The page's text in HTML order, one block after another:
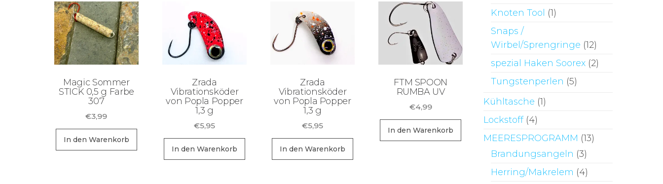
Magic Sommer
STICK 0,5 g Farbe
307
€3,99
In den Warenkorb
Zrada
Vibrationsköder
von Popla Popper
1,3 g
€5,95
In den Warenkorb
Zrada
Vibrationsköder
von Popla Popper
1,3 g
€5,95
In den Warenkorb
FTM SPOON
RUMBA UV
€4,99
In den Warenkorb
Knoten Tool (1)
Snaps /
Wirbel/Sprengringe (12)
spezial Haken Soorex (2)
Tungstenperlen (5)
Kühltasche (1)
Lockstoff (4)
MEERESPROGRAMM (13)
Brandungsangeln (3)
Herring/Makrelem (4)